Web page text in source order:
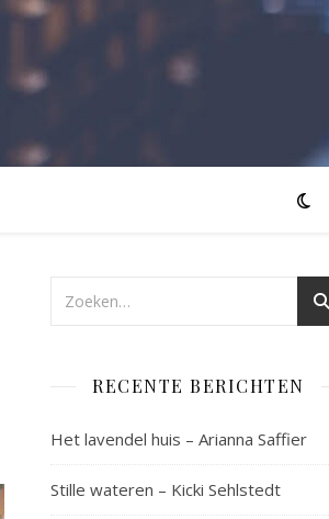
RECENTE BERICHTEN
Het lavendel huis – Arianna Saffier
Stille wateren – Kicki Sehlstedt